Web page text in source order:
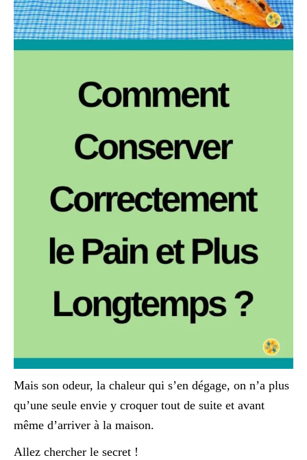
Mais son odeur, la chaleur qui s’en dégage, on n’a plus
qu’une seule envie y croquer tout de suite et avant
même d’arriver à la maison.
Allez chercher le secret !